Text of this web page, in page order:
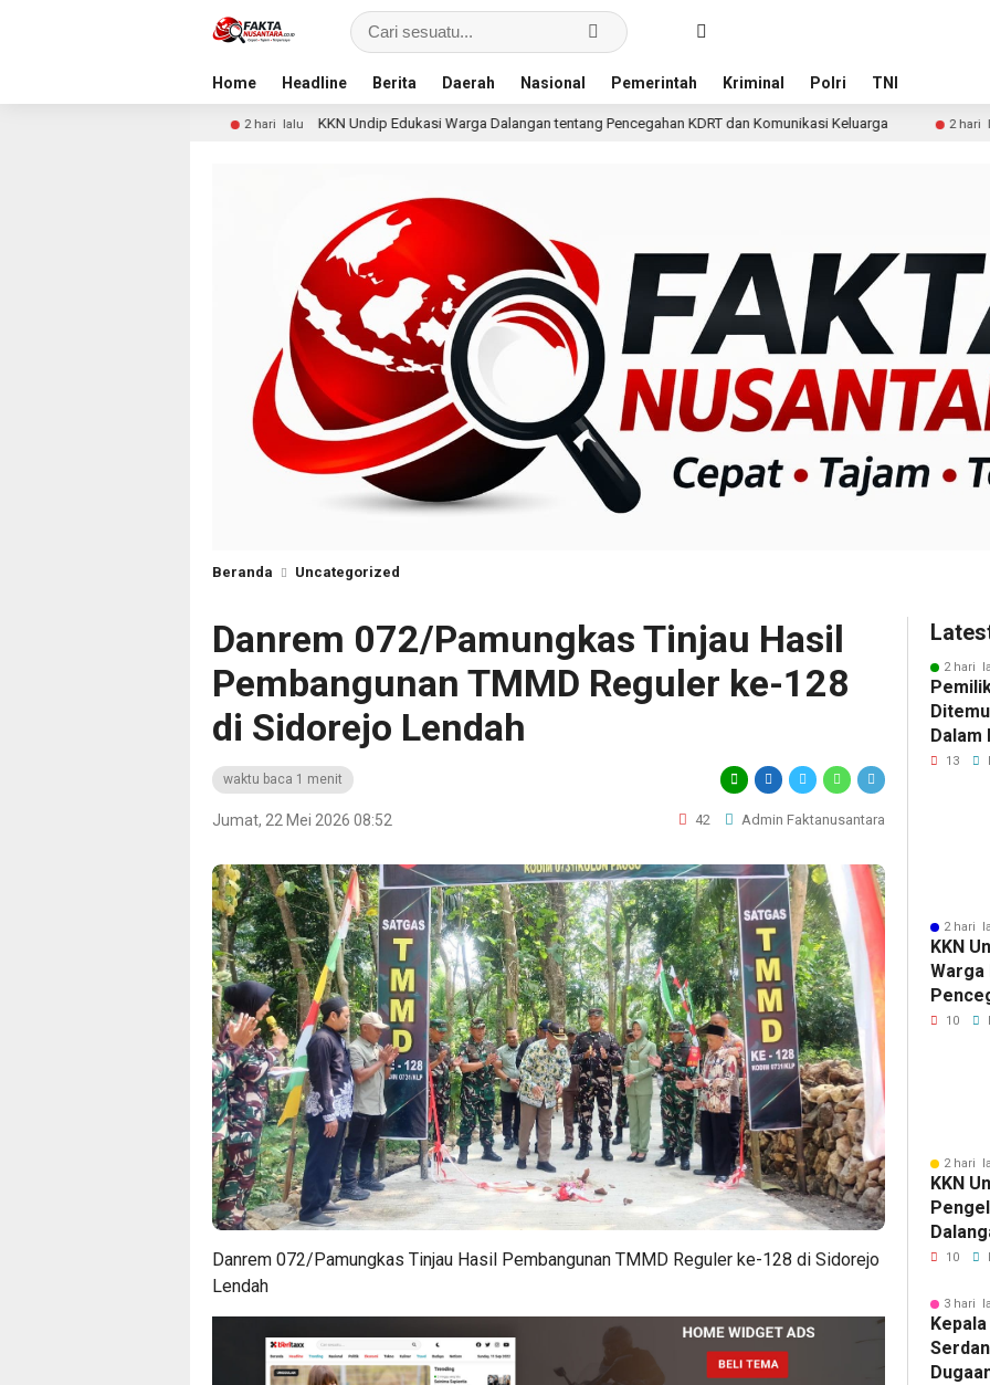
Home Headline Berita Daerah Nasional Pemerintah Kriminal Polri TNI
KKN Undip Edukasi Warga Dalangan tentang Pencegahan KDRT dan Komunikasi Keluarga 2 hari lalu KKN Undip
Beranda Uncategorized
Danrem 072/Pamungkas Tinjau Hasil
Pembangunan TMMD Reguler ke-128
di Sidorejo Lendah
waktu baca 1 menit
Jumat, 22 Mei 2026 08:52 42 Admin Faktanusantara
Danrem 072/Pamungkas Tinjau Hasil Pembangunan TMMD Reguler ke-128 di Sidorejo
Lendah
2 hari
Dalam
Selidiki
13
2 hari
KKN
Warga
10
2 hari
KKN
Pikir
10
3 hari